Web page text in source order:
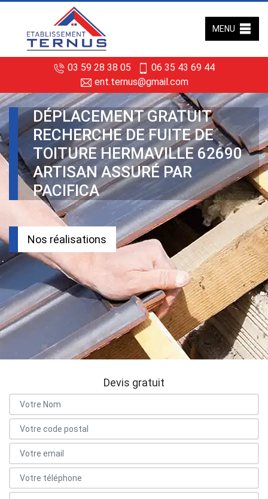
03 59 28 38 05
06 35 43 69 44
ent.ternus@gmail.com
MENU
DÉPLACEMENT GRATUIT
RECHERCHE DE FUITE DE
TOITURE HERMAVILLE 62690
ARTISAN ASSURÉ PAR
PACIFICA
Nos réalisations
Devis gratuit